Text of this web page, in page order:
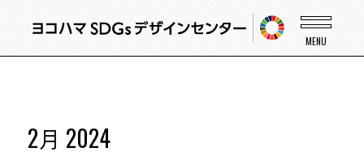
2月 2024